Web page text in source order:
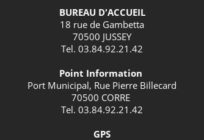
BUREAU D'ACCUEIL
18 rue de Gambetta
70500 JUSSEY
Tel. 03.84.92.21.42
Point Information
Port Municipal, Rue Pierre Billecard
70500 CORRE
Tel. 03.84.92.21.42
GPS